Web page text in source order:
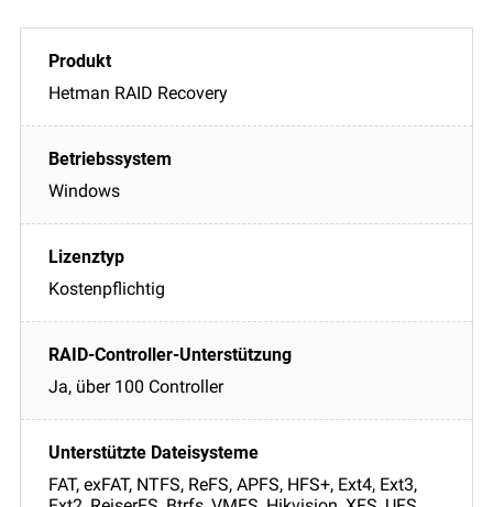
Hetman RAID Recovery
Windows
Kostenpflichtig
Ja, über 100 Controller
FAT, exFAT, NTFS, ReFS, APFS, HFS+, Ext4, Ext3,